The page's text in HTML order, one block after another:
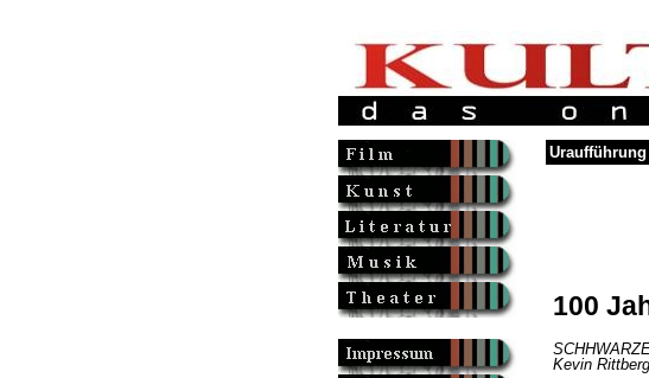
Uraufführung
100
Kevin